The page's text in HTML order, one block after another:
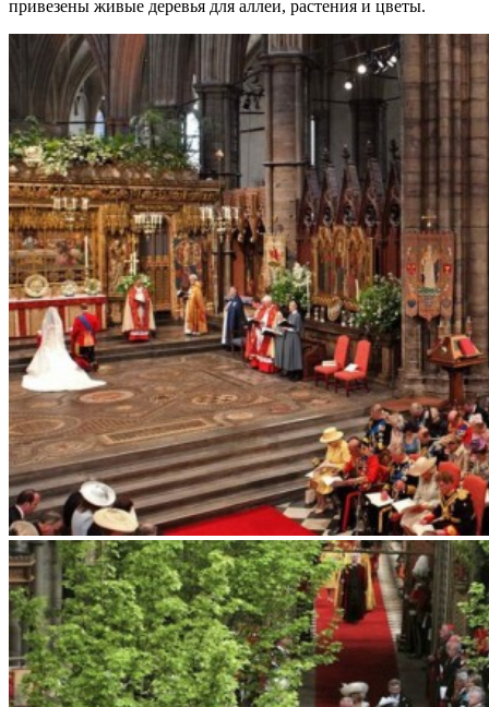
привезены живые деревья для аллеи, растения и цветы.